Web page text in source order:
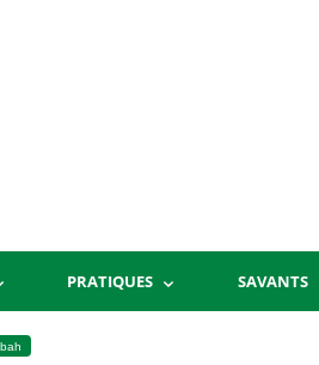
PRATIQUES SAVANTS